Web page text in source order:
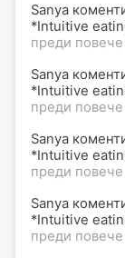
Sanya
*Intuitive
преди повече
Sanya
*Intuitive
преди повече
Sanya
*Intuitive
преди повече
Sanya
*Intuitive
преди повече